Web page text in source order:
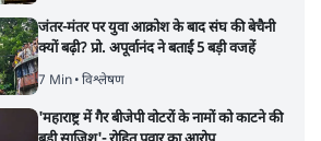
जंतर-मंतर पर युवा आक्रोश के बाद संघ की बेचैनी
क्यों बढ़ी? प्रो. अपूर्वानंद ने बताईं 5 बड़ी वजहें
7 Min• विश्लेषण
'महाराष्ट्र में गैर बीजेपी वोटरों के नामों को काटने की